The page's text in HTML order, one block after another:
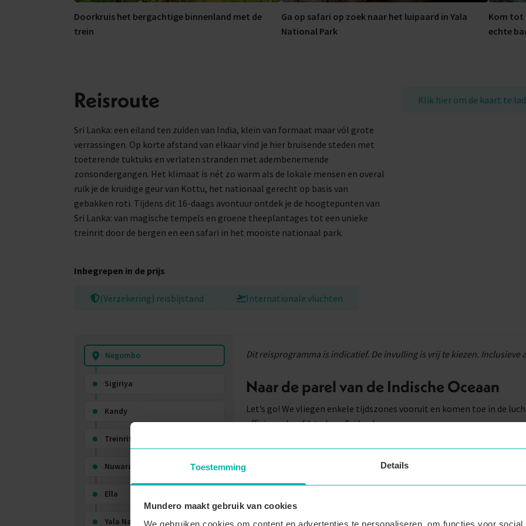
Toestemming Details
Mundero maakt gebruik van cookies
We gebruiken cookies om content en advertenties te personaliseren, om functies voor
Doorkruis het bergachtige binnenland met de
trein
Ga op safari op zoek naar het luipaard in Yala
National Park
Kom tot
echte
Reisroute
Sri Lanka: een eiland ten zuiden van India, klein van formaat maar vól grote
verrassingen. Op korte afstand van elkaar vind je hier bruisende steden met
toeterende tuktuks en verlaten stranden met adembenemende
zonsondergangen. Het klimaat is nét zo warm als de lokale mensen en overal
ruik je de kruidige geur van Kottu, het nationaal gerecht op basis van
gebakken roti. Tijdens dit 16-daags avontuur ontdek je de hoogtepunten van
Sri Lanka: van magische tempels en groene theeplantages tot een unieke
treinrit door de bergen en een safari in het mooiste nationaal park.
Inbegrepen in de prijs
(Verzekering) reisbijstand Internationale vluchten
Klik hier om de kaart te
Negombo
Sigiriya
Kandy
Treinrit Kandy - Ella
Nuwara Eliya
Ella
Yala National Park
Dit reisprogramma is indicatief. De invulling is vrij te kiezen.
Naar de parel van de Indische Oceaan
Let’s go! We vliegen enkele tijdszones vooruit en komen toe in de
officieuze hoofdstad van Sri Lanka.
overheerlijke lokale keuken, en kan je ‘s avonds bij zonsondergang
van een cocktail of kokosnoot. Euro’s gewisseld voor roepies, onze
nachtrust later, zijn we klaar om het avontuur in te duiken!